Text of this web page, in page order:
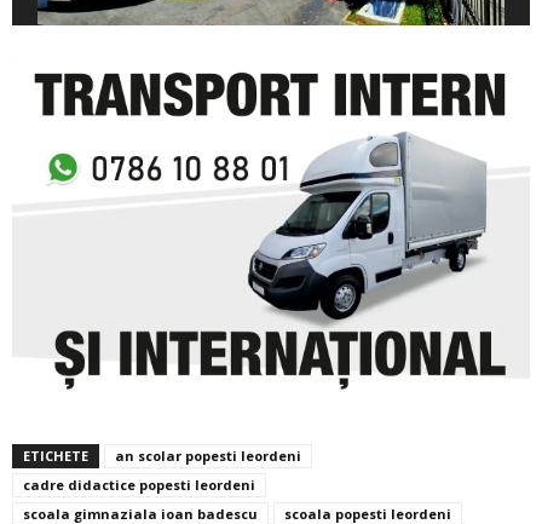
ETICHETE
an scolar popesti leordeni
cadre didactice popesti leordeni
scoala gimnaziala ioan badescu
scoala popesti leordeni